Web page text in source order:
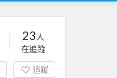
23 人
在追蹤
追蹤